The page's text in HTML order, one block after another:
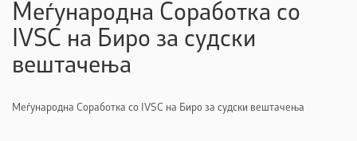
Меѓународна Соработка со
IVSC на Биро за судски
вештачења
Меѓународна Соработка со IVSC на Биро за судски вештачења